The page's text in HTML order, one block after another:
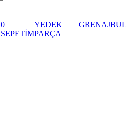
0
SEPETİM
YEDEK
PARÇA
GRENAJBUL